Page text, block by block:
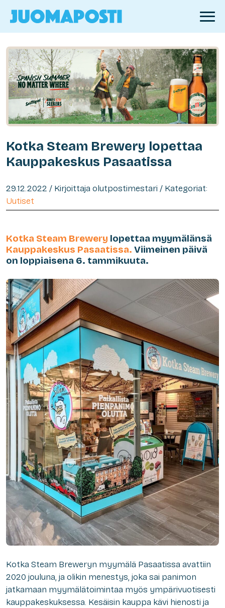
Kotka Steam Brewery lopettaa
Kauppakeskus Pasaatissa
29.12.2022 / Kirjoittaja olutpostimestari / Kategoriat:
Uutiset
Kotka Steam Brewery lopettaa myymälänsä
Kauppakeskus Pasaatissa. Viimeinen päivä
on loppiaisena 6. tammikuuta.
Kotka Steam Breweryn myymälä Pasaatissa avattiin
2020 jouluna, ja olikin menestys, joka sai panimon
jatkamaan myymälätoimintaa myös ympärivuotisesti
kauppakeskuksessa. Kesäisin kauppa kävi hienosti ja